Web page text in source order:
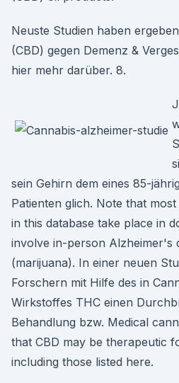
Neuste Studien haben
(CBD) gegen Demenz &
hier mehr darüber. 8.
sein Gehirn dem eines 85-
Patienten glich. Note that
in this database take place in
involve in-person Alzheimer's
(marijuana). In einer neuen
Forschern mit Hilfe des in
Wirkstoffes THC einen
Behandlung bzw. Medical
that CBD may be therapeutic
including those listed here.